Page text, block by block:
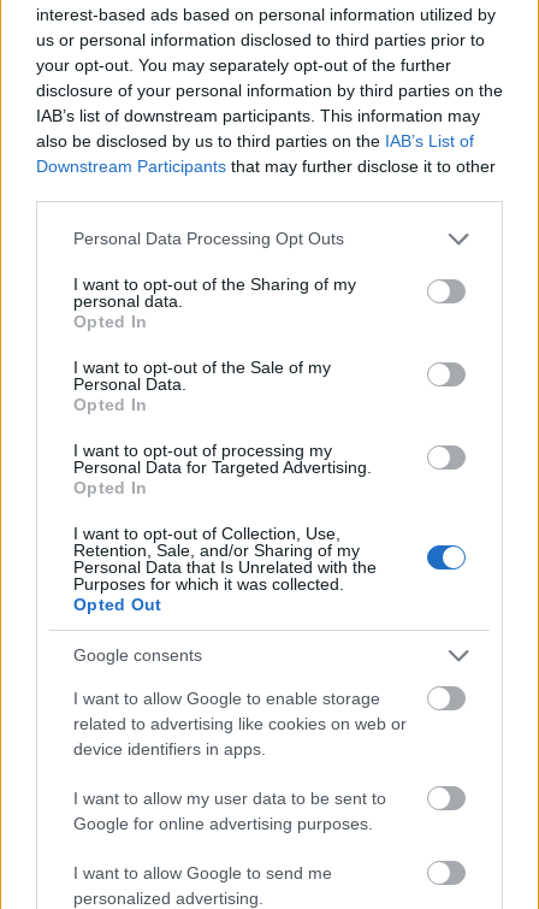
interest-based ads based on personal information utilized by
us or personal information disclosed to third parties prior to
your opt-out. You may separately opt-out of the further
disclosure of your personal information by third parties on the
IAB’s list of downstream participants. This information may
also be disclosed by us to third parties on the IAB’s List of
Downstream Participants that may further disclose it to other
Please note that this website/app uses one or more Google
not limited to your visit or usage behaviour. You may click to
grant or deny consent to Google and its third-party tags to
use your data for below specified purposes in below Google
consent section.
Personal Data Processing Opt Outs
I want to opt-out of the Sharing of my
personal data.
Opted In
I want to opt-out of the Sale of my
Personal Data.
Opted In
I want to opt-out of processing my
Personal Data for Targeted Advertising.
Opted In
I want to opt-out of Collection, Use,
Retention, Sale, and/or Sharing of my
Personal Data that Is Unrelated with the
Purposes for which it was collected.
Opted Out
Google consents
I want to allow Google to enable storage
related to advertising like cookies on web or
device identifiers in apps.
I want to allow my user data to be sent to
Google for online advertising purposes.
I want to allow Google to send me
personalized advertising.
una valoración media de 5,5, superior a la de defensas de la
talla de Diego Carlos, Piqué o Pau Torres entre otros. En la
jornada 9 entró en el 11 ideal de la jornada tras sumar 10
puntos en un encuentro en el que realizó 10 entradas con
éxito. El lateral uruguayo es el mejor jugador del
campeonato en este apartado estadístico (3,8 de promedio).
Actualidad Comunio: los lesionados de la jornada 9
ha dejado una pequeña lista de
cuándo estarán de vuelta!
Lucas Torró (Osasuna, centrocampista, 3.980.000, 48
Osasuna está siendo la gran revelación de LaLiga junto al
Rayo y está ahora mismo en puestos europeos empatado a
puntos con Real Madrid, Sevilla y Atlético. Arrasate tiene en
sus filas muchos jugadores que están destacando, como
El ex del Eintracht de Frankfurt ha sido titular en los 8
partidos que ha jugado esta temporada en los que ha
marcado un gol y sumado un total de 48 puntos Comunio (6
de media). Es el sexto centrocampista más valorado del
entró en el 11 idealtras marcar y sumar 12 puntos.